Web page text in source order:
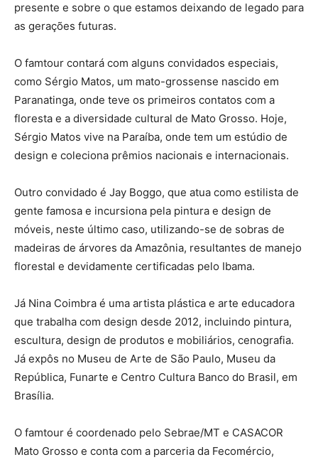
presente e sobre o que estamos deixando de legado para
as gerações futuras.
O famtour contará com alguns convidados especiais,
como Sérgio Matos, um mato-grossense nascido em
Paranatinga, onde teve os primeiros contatos com a
floresta e a diversidade cultural de Mato Grosso. Hoje,
Sérgio Matos vive na Paraíba, onde tem um estúdio de
design e coleciona prêmios nacionais e internacionais.
Outro convidado é Jay Boggo, que atua como estilista de
gente famosa e incursiona pela pintura e design de
móveis, neste último caso, utilizando-se de sobras de
madeiras de árvores da Amazônia, resultantes de manejo
florestal e devidamente certificadas pelo Ibama.
Já Nina Coimbra é uma artista plástica e arte educadora
que trabalha com design desde 2012, incluindo pintura,
escultura, design de produtos e mobiliários, cenografia.
Já expôs no Museu de Arte de São Paulo, Museu da
República, Funarte e Centro Cultura Banco do Brasil, em
Brasília.
O famtour é coordenado pelo Sebrae/MT e CASACOR
Mato Grosso e conta com a parceria da Fecomércio,